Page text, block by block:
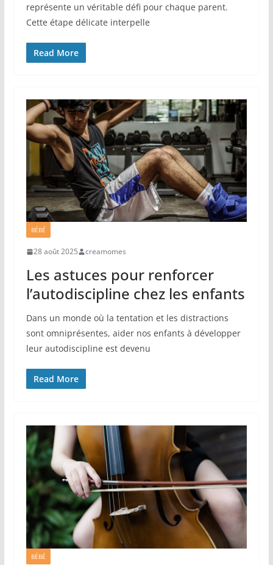
représente un véritable défi pour chaque parent.
Cette étape délicate interpelle
Read More
BÉBÉ
28 août 2025 creamomes
Les astuces pour renforcer
l’autodiscipline chez les enfants
Dans un monde où la tentation et les distractions
sont omniprésentes, aider nos enfants à développer
leur autodiscipline est devenu
Read More
BÉBÉ